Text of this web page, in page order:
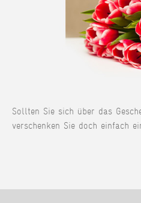
Sollten Sie sich über das
verschenken Sie doch einfach